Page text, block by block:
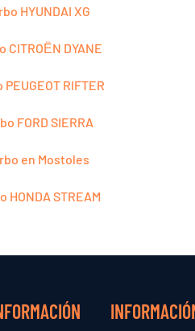
HYUNDAI XG
CITROЁN DYANE
RIFTER
FORD SIERRA
en Mostoles
HONDA STREAM